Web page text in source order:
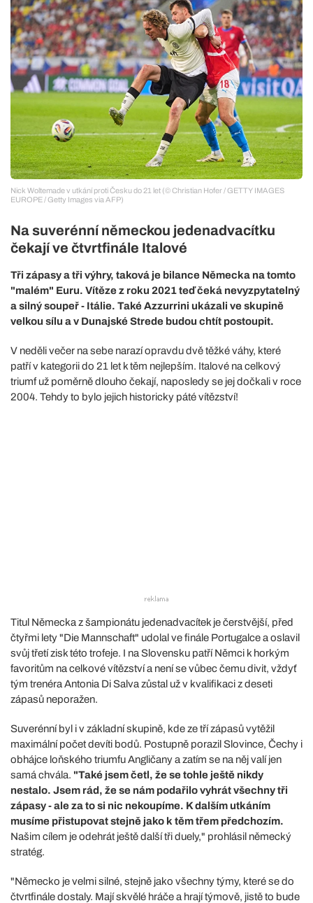
Nick Woltemade v utkání proti Česku do 21 let (© Christian Hofer / GETTY IMAGES
EUROPE / Getty Images via AFP)
Na suverénní německou jedenadvacítku
čekají ve čtvrtfinále Italové
Tři zápasy a tři výhry, taková je bilance Německa na tomto
"malém" Euru. Vítěze z roku 2021 teď čeká nevyzpytatelný
a silný soupeř - Itálie. Také Azzurrini ukázali ve skupině
velkou sílu a v Dunajské Strede budou chtít postoupit.
V neděli večer na sebe narazí opravdu dvě těžké váhy, které
patří v kategorii do 21 let k těm nejlepším. Italové na celkový
triumf už poměrně dlouho čekají, naposledy se jej dočkali v roce
2004. Tehdy to bylo jejich historicky páté vítězství!
Titul Německa z šampionátu jedenadvacítek je čerstvější, před
čtyřmi lety "Die Mannschaft" udolal ve finále Portugalce a oslavil
svůj třetí zisk této trofeje. I na Slovensku patří Němci k horkým
favoritům na celkové vítězství a není se vůbec čemu divit, vždyť
tým trenéra Antonia Di Salva zůstal už v kvalifikaci z deseti
zápasů neporažen.
Suverénní byl i v základní skupině, kde ze tří zápasů vytěžil
maximální počet devíti bodů. Postupně porazil Slovince, Čechy i
obhájce loňského triumfu Angličany a zatím se na něj valí jen
samá chvála. "Také jsem četl, že se tohle ještě nikdy
nestalo. Jsem rád, že se nám podařilo vyhrát všechny tři
zápasy - ale za to si nic nekoupíme. K dalším utkáním
musíme přistupovat stejně jako k těm třem předchozím.
Našim cílem je odehrát ještě další tři duely," prohlásil německý
stratég.
"Německo je velmi silné, stejně jako všechny týmy, které se do
čtvrtfinále dostaly. Mají skvělé hráče a hrají týmově, jistě to bude